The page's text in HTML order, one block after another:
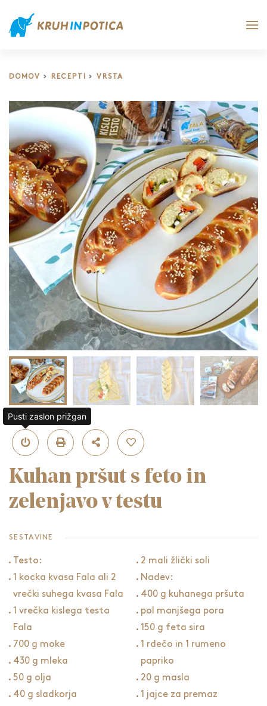
DOMOV RECEPTI VRSTA
Kuhan pršut s feto in
zelenjavo v testu
SESTAVINE
Testo:
1 kocka kvasa Fala ali 2
vrečki suhega kvasa Fala
1 vrečka kislega testa
Fala
700 g moke
430 g mleka
50 g olja
40 g sladkorja
2 mali žlički soli
Nadev:
400 g kuhanega pršuta
pol manjšega pora
150 g feta sira
1 rdečo in 1 rumeno
papriko
20 g masla
1 jajce za premaz
Pusti zaslon prižgan